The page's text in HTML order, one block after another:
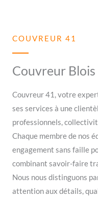
COUVREUR 41
Couvreur Blois
Couvreur 41, votre
ses services à une
professionnels,
Chaque membre de nos
engagement sans faille
combinant savoir-faire
Nous nous distinguons
attention aux détails,